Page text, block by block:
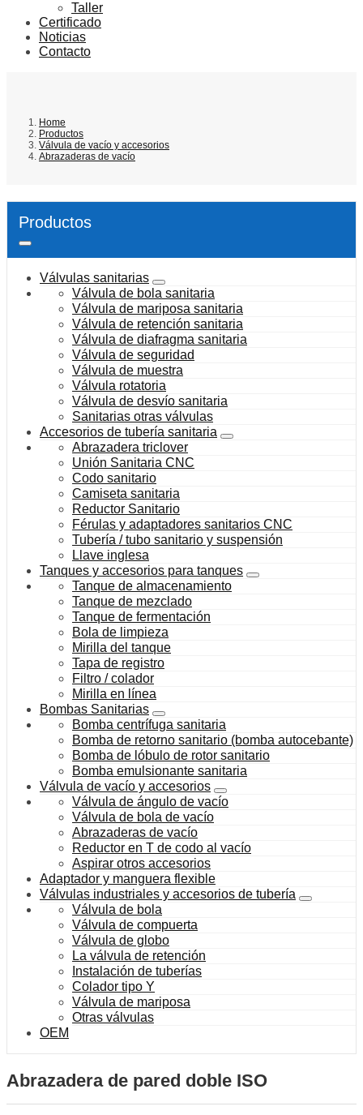
Taller
Certificado
Noticias
Contacto
Home
Productos
Válvula de vacío y accesorios
Abrazaderas de vacío
Productos
Válvulas sanitarias
Válvula de bola sanitaria
Válvula de mariposa sanitaria
Válvula de retención sanitaria
Válvula de diafragma sanitaria
Válvula de seguridad
Válvula de muestra
Válvula rotatoria
Válvula de desvío sanitaria
Sanitarias otras válvulas
Accesorios de tubería sanitaria
Abrazadera triclover
Unión Sanitaria CNC
Codo sanitario
Camiseta sanitaria
Reductor Sanitario
Férulas y adaptadores sanitarios CNC
Tubería / tubo sanitario y suspensión
Llave inglesa
Tanques y accesorios para tanques
Tanque de almacenamiento
Tanque de mezclado
Tanque de fermentación
Bola de limpieza
Mirilla del tanque
Tapa de registro
Filtro / colador
Mirilla en línea
Bombas Sanitarias
Bomba centrífuga sanitaria
Bomba de retorno sanitario (bomba autocebante)
Bomba de lóbulo de rotor sanitario
Bomba emulsionante sanitaria
Válvula de vacío y accesorios
Válvula de ángulo de vacío
Válvula de bola de vacío
Abrazaderas de vacío
Reductor en T de codo al vacío
Aspirar otros accesorios
Adaptador y manguera flexible
Válvulas industriales y accesorios de tubería
Válvula de bola
Válvula de compuerta
Válvula de globo
La válvula de retención
Instalación de tuberías
Colador tipo Y
Válvula de mariposa
Otras válvulas
OEM
Abrazadera de pared doble ISO